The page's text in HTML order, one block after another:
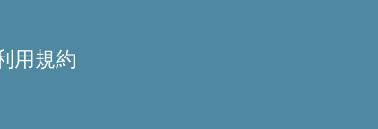
用規約